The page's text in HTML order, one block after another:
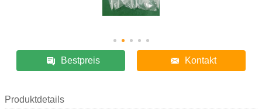
Bestpreis Kontakt
Produktdetails